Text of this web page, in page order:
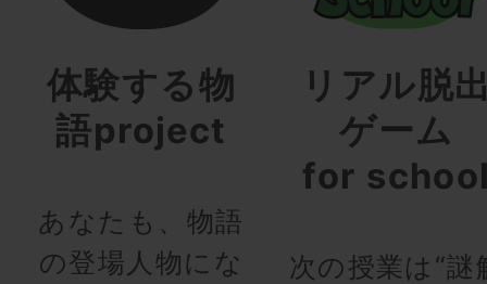
体験する物
語project
あなたも、物語
の登場人物にな
リアル脱
ゲーム
for
次の授業は“謎